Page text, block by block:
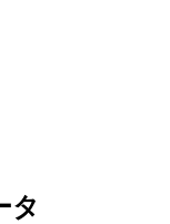
タ